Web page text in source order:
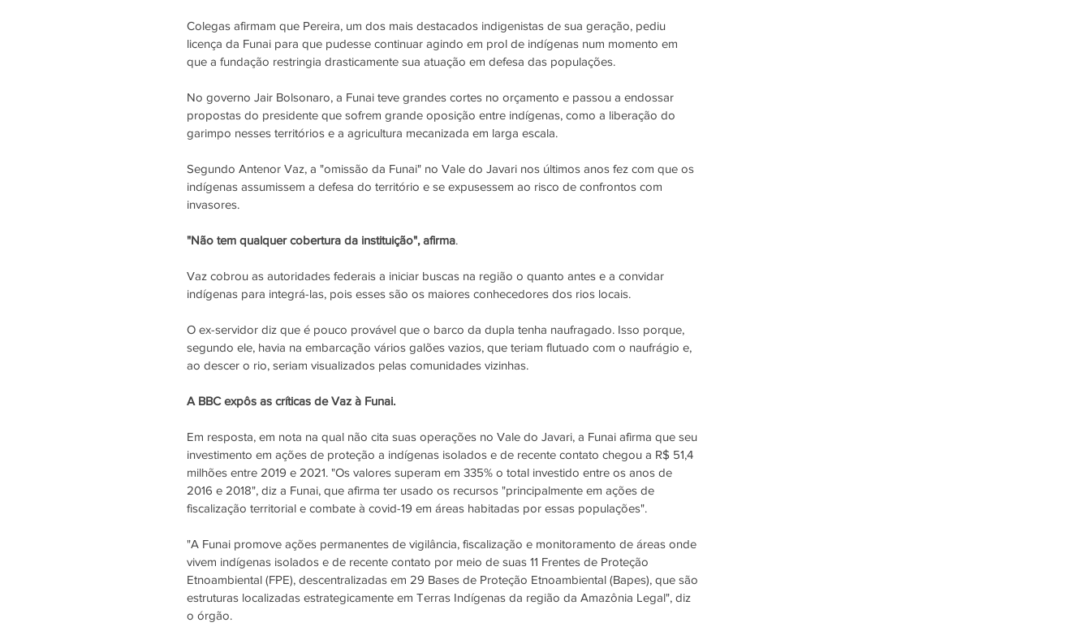
Colegas afirmam que Pereira, um dos mais destacados indigenistas de sua geração, pediu
licença da Funai para que pudesse continuar agindo em prol de indígenas num momento em
que a fundação restringia drasticamente sua atuação em defesa das populações.
No governo Jair Bolsonaro, a Funai teve grandes cortes no orçamento e passou a endossar
propostas do presidente que sofrem grande oposição entre indígenas, como a liberação do
garimpo nesses territórios e a agricultura mecanizada em larga escala.
Segundo Antenor Vaz, a "omissão da Funai" no Vale do Javari nos últimos anos fez com que os
indígenas assumissem a defesa do território e se expusessem ao risco de confrontos com
invasores.
"Não tem qualquer cobertura da instituição", afirma.
Vaz cobrou as autoridades federais a iniciar buscas na região o quanto antes e a convidar
indígenas para integrá-las, pois esses são os maiores conhecedores dos rios locais.
O ex-servidor diz que é pouco provável que o barco da dupla tenha naufragado. Isso porque,
segundo ele, havia na embarcação vários galões vazios, que teriam flutuado com o naufrágio e,
ao descer o rio, seriam visualizados pelas comunidades vizinhas.
A BBC expôs as críticas de Vaz à Funai.
Em resposta, em nota na qual não cita suas operações no Vale do Javari, a Funai afirma que seu
investimento em ações de proteção a indígenas isolados e de recente contato chegou a R$ 51,4
milhões entre 2019 e 2021. "Os valores superam em 335% o total investido entre os anos de
2016 e 2018", diz a Funai, que afirma ter usado os recursos "principalmente em ações de
fiscalização territorial e combate à covid-19 em áreas habitadas por essas populações".
"A Funai promove ações permanentes de vigilância, fiscalização e monitoramento de áreas onde
vivem indígenas isolados e de recente contato por meio de suas 11 Frentes de Proteção
Etnoambiental (FPE), descentralizadas em 29 Bases de Proteção Etnoambiental (Bapes), que são
estruturas localizadas estrategicamente em Terras Indígenas da região da Amazônia Legal", diz
o órgão.